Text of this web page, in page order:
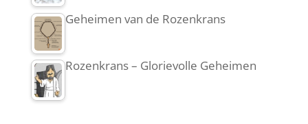
Geheimen van de Rozenkrans
Rozenkrans – Glorievolle Geheimen